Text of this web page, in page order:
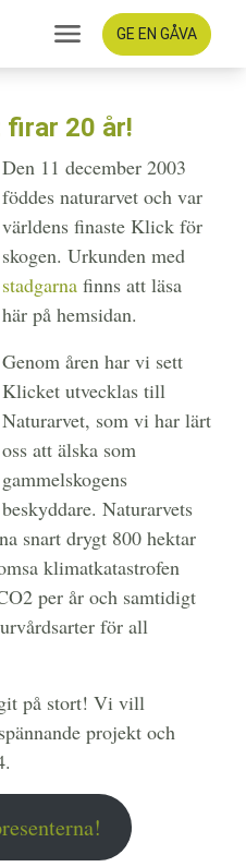
GE EN GÅVA
firar 20 år!
Den 11 december 2003
föddes naturarvet och var
världens finaste Klick för
skogen. Urkunden med
stadgarna finns att läsa
här på hemsidan.
Genom åren har vi sett
Klicket utvecklas till
Naturarvet, som vi har lärt
oss att älska som
gammelskogens
beskyddare. Naturarvets
snart drygt 800 hektar
klimatkatastrofen
per år och samtidigt
för all
på stort! Vi vill
projekt och